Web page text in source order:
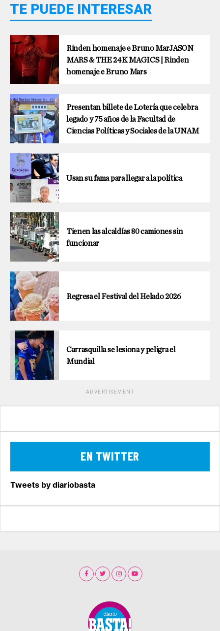
TE PUEDE INTERESAR
Rinden homenaje e Bruno MarJASON
MARS & THE 24K MAGICS | Rinden
homenaje e Bruno Mars
Presentan billete de Lotería que celebra
legado y 75 años de la Facultad de
Ciencias Políticas y Sociales de la UNAM
Usan su fama para llegar a la política
Tienen las alcaldías 80 camiones sin
funcionar
Regresa el Festival del Helado 2026
Carrasquilla se lesiona y peligra el
Mundial
ADVERTISEMENT
EN TWITTER
Tweets by diariobasta